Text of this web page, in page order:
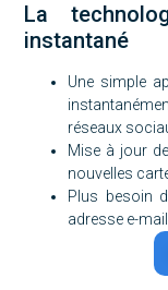
La
instantané
Une simple
réseaux
Mise à jour
nouvelles
Plus besoin
adresse e-